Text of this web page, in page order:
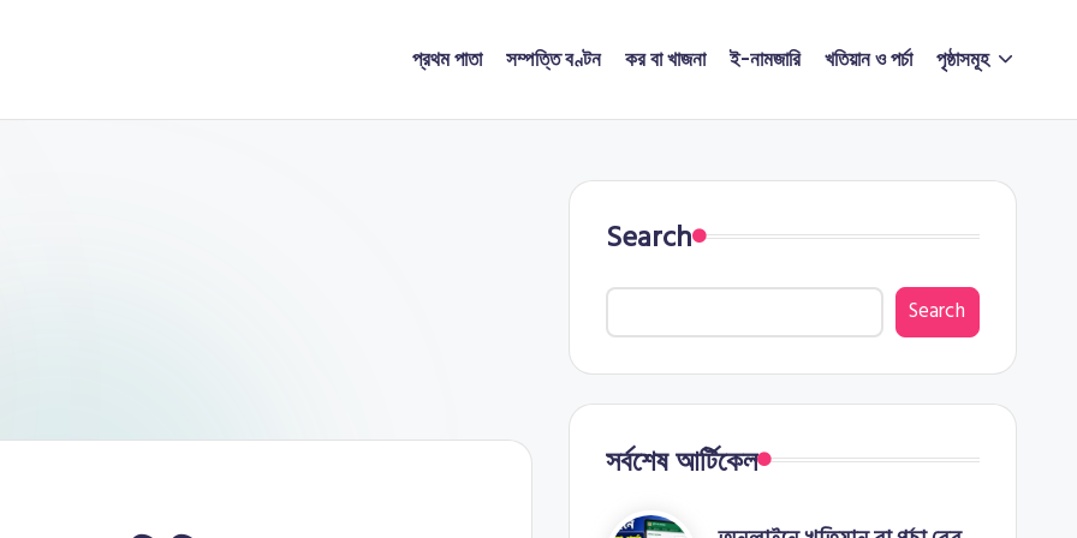
প্রথম পাতা সম্পত্তি বণ্টন কর বা খাজনা ই-নামজারি খতিয়ান ও পর্চা পৃষ্ঠাসমূহ
Search
Search
সর্বশেষ আর্টিকেল